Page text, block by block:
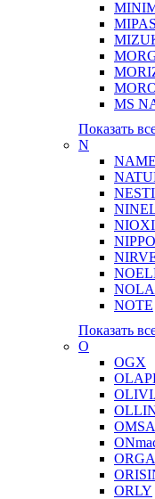
MS
Показать
N
NOTE
Показать
O
OGX
OMSA
ORLY